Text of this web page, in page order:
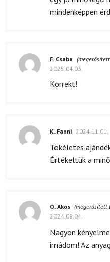
mindenképpen
F. Csaba
2025.04.03.
Korrekt!
K. Fanni 2024.11.01.
Tökéletes
Értékeltük a
O. Ákos (megerősített
2024.08.04.
Nagyon
imádom! Az